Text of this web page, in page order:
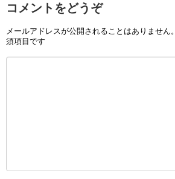
コメントをどうぞ
メールアドレスが公開されることはありません。
須項目です